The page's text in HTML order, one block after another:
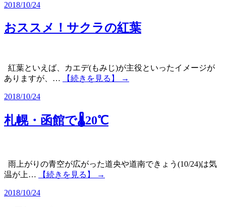
2018/10/24
おススメ！サクラの紅葉
紅葉といえば、カエデ(もみじ)が主役といったイメージが
ありますが、…
【続きを見る】 →
2018/10/24
札幌・函館で🌡20℃
雨上がりの青空が広がった道央や道南できょう(10/24)は気
温が上…
【続きを見る】 →
2018/10/24